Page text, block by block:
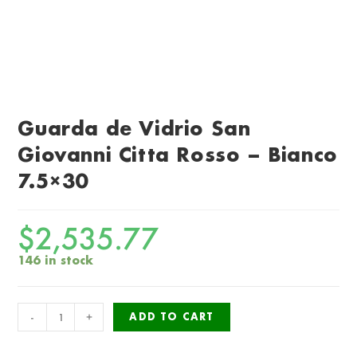
Guarda de Vidrio San
Giovanni Citta Rosso – Bianco
7.5×30
$2,535.77
146 in stock
de
- + ADD TO CART